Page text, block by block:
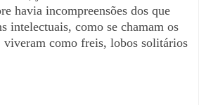
havia incompreensões dos que
intelectuais, como se chamam os
viveram como freis, lobos solitários